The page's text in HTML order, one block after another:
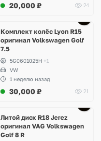
20,000 ₽ 24
Комплект колёс Lyon R15
оригинал Volkswagen Golf
7.5
5G0601025H +1
VW
1 неделю назад
30,000 ₽ 21
Литой диск R18 Jerez
оригинал VAG Volkswagen
Golf 8 R